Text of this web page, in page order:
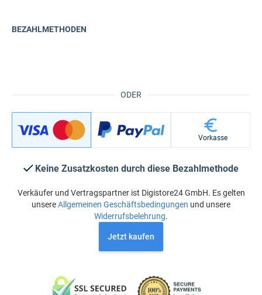
ODER
BEZAHLMETHODEN
Vorkasse
Keine Zusatzkosten durch diese Bezahlmethode
Verkäufer und Vertragspartner ist Digistore24 GmbH. Es gelten
unsereAllgemeinen Geschäftsbedingungen und unsere
Widerrufsbelehrung.
Jetzt kaufen